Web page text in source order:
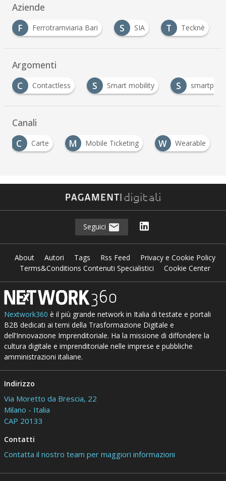
Aziende
F
Ferrotramviaria Bari S SIA T Tecknè
Argomenti
C
Contactless S Smart mobility S
Canali
C
Carte M Mobile Ticketing W Wearable
Seguici
About Autori Tags Rss Feed
Privacy e Cookie Policy
Terms&Conditions Contenuti Specialistici
Cookie Center
Nextwork360 è il più grande network in Italia di testate e portali
B2B dedicati ai temi della Trasformazione Digitale e
dell’Innovazione Imprenditoriale. Ha la missione di diffondere la
cultura digitale e imprenditoriale nelle imprese e pubbliche
amministrazioni italiane.
Indirizzo
Via Moretto da Brescia, 22
Milano - Italia
CAP 20133
Contatti
Contatta il nostro team per maggiori informazioni